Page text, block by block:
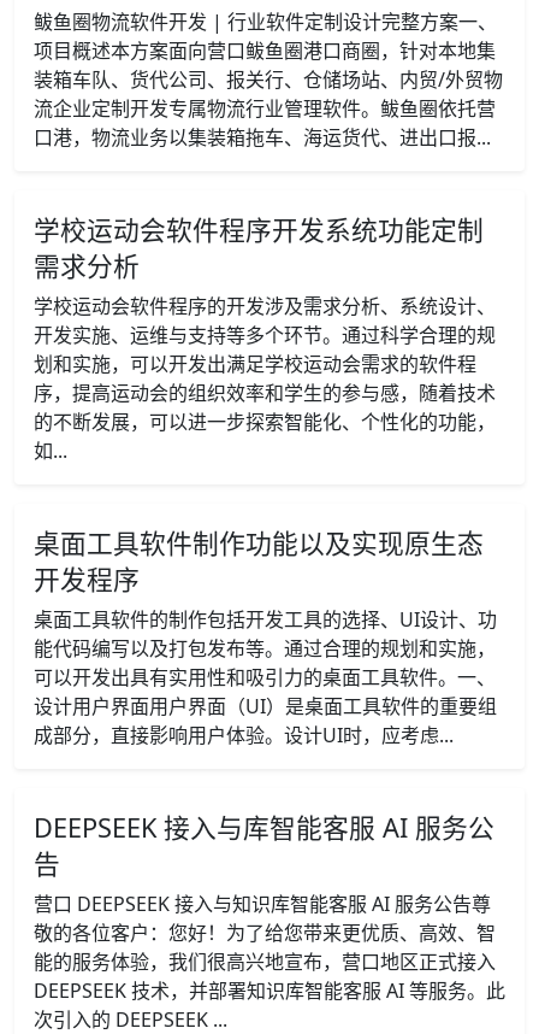
鲅鱼圈物流软件开发 | 行业软件定制设计完整方案一、
项目概述本方案面向营口鲅鱼圈港口商圈，针对本地集
装箱车队、货代公司、报关行、仓储场站、内贸/外贸物
流企业定制开发专属物流行业管理软件。鲅鱼圈依托营
口港，物流业务以集装箱拖车、海运货代、进出口报...
学校运动会软件程序开发系统功能定制
需求分析
学校运动会软件程序的开发涉及需求分析、系统设计、
开发实施、运维与支持等多个环节。通过科学合理的规
划和实施，可以开发出满足学校运动会需求的软件程
序，提高运动会的组织效率和学生的参与感，随着技术
的不断发展，可以进一步探索智能化、个性化的功能，
如...
桌面工具软件制作功能以及实现原生态
开发程序
桌面工具软件的制作包括开发工具的选择、UI设计、功
能代码编写以及打包发布等。通过合理的规划和实施，
可以开发出具有实用性和吸引力的桌面工具软件。一、
设计用户界面用户界面（UI）是桌面工具软件的重要组
成部分，直接影响用户体验。设计UI时，应考虑...
DEEPSEEK 接入与库智能客服 AI 服务公
告
营口 DEEPSEEK 接入与知识库智能客服 AI 服务公告尊
敬的各位客户：您好！为了给您带来更优质、高效、智
能的服务体验，我们很高兴地宣布，营口地区正式接入
DEEPSEEK 技术，并部署知识库智能客服 AI 等服务。此
次引入的 DEEPSEEK ...